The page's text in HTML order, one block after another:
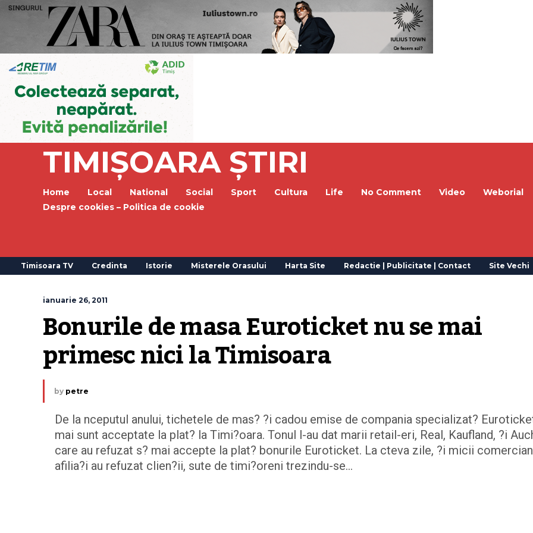
TIMIȘOARA ȘTIRI
Home Local National Social Sport Cultura Life No Comment Video Weborial
Despre cookies – Politica de cookie
Timisoara TV Credinta Istorie Misterele Orasului Harta Site Redactie | Publicitate | Contact Site Vechi
ianuarie 26, 2011
Bonurile de masa Euroticket nu se mai
primesc nici la Timisoara
by petre
De la nceputul anului, tichetele de mas? ?i cadou emise de compania specializat?
mai sunt acceptate la plat? la Timi?oara. Tonul l-au dat marii retail-eri, Real, Kaufland, ?i
care au refuzat s? mai accepte la plat? bonurile Euroticket. La cteva zile, ?i micii
afilia?i au refuzat clien?ii, sute de timi?oreni trezindu-se…